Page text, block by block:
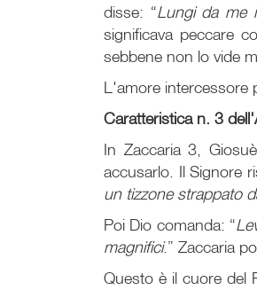
disse: “Lungi da me
significava peccare
sebbene non lo vide
L'amore intercessore
Caratteristica n. 3
In Zaccaria 3,
accusarlo. Il Signore
un tizzone strappato
Poi Dio comanda: “
magnifici.” Zaccaria
Questo è il cuore del